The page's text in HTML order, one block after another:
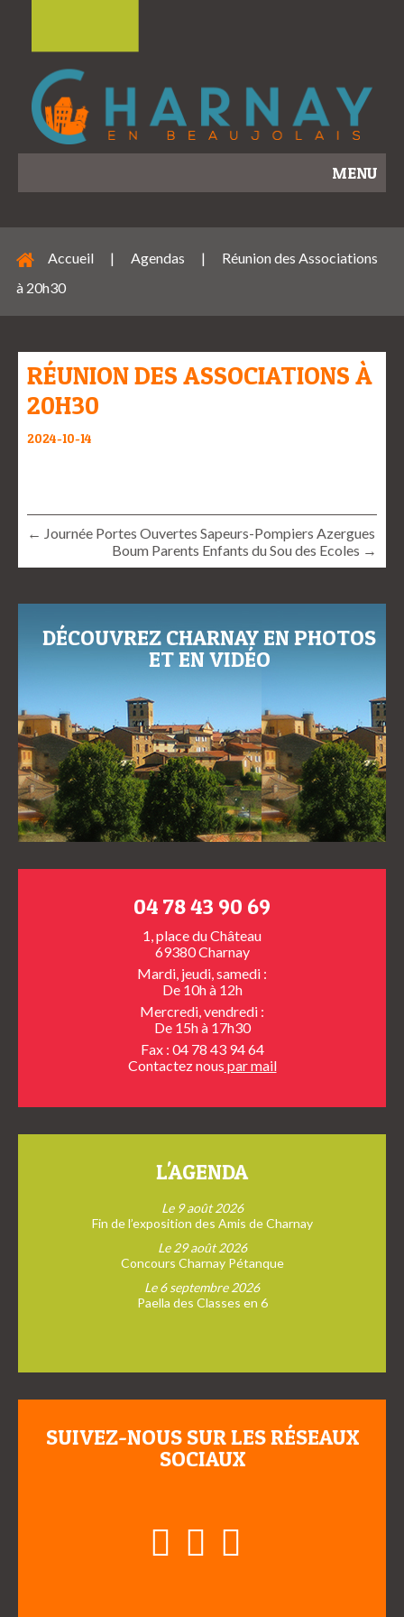
MENU
Accueil | Agendas |
Réunion des Associations
à 20h30
RÉUNION DES ASSOCIATIONS À
20H30
2024-10-14
← Journée Portes Ouvertes Sapeurs-Pompiers Azergues
Boum Parents Enfants du Sou des Ecoles →
DÉCOUVREZ CHARNAY EN PHOTOS
ET EN VIDÉO
04 78 43 90 69
1, place du Château
69380 Charnay
Mardi, jeudi, samedi :
De 10h à 12h
Mercredi, vendredi :
De 15h à 17h30
Fax : 04 78 43 94 64
Contactez nous par mail
L'AGENDA
Le 9 août 2026
Fin de l’exposition des Amis de Charnay
Le 29 août 2026
Concours Charnay Pétanque
Le 6 septembre 2026
Paella des Classes en 6
SUIVEZ-NOUS SUR LES RÉSEAUX
SOCIAUX